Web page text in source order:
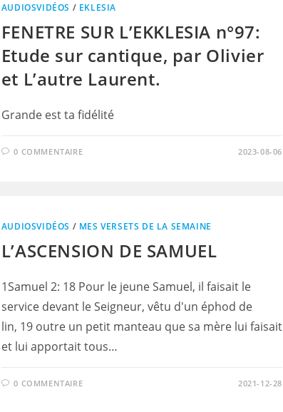
AUDIOSVIDÉOS / EKLESIA
FENETRE SUR L’EKKLESIA n°97:
Etude sur cantique, par Olivier
et L’autre Laurent.
Grande est ta fidélité
0 COMMENTAIRE 2023-08-06
AUDIOSVIDÉOS / MES VERSETS DE LA SEMAINE
L’ASCENSION DE SAMUEL
1Samuel 2: 18 Pour le jeune Samuel, il faisait le
service devant le Seigneur, vêtu d'un éphod de
lin, 19 outre un petit manteau que sa mère lui faisait
et lui apportait tous…
0 COMMENTAIRE 2021-12-28